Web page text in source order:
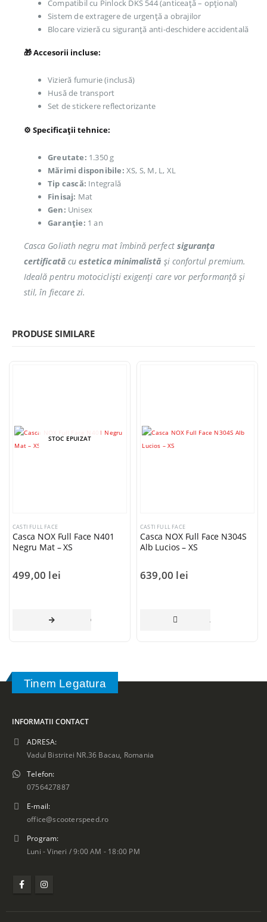
Compatibil cu Pinlock DKS 544 (anticeață – opțional)
Sistem de extragere de urgență a obrajilor
Blocare vizieră cu siguranță anti-deschidere accidentală
🎁 Accesorii incluse:
Vizieră fumurie (inclusă)
Husă de transport
Set de stickere reflectorizante
⚙️ Specificații tehnice:
Greutate: 1.350 g
Mărimi disponibile: XS, S, M, L, XL
Tip cască: Integrală
Finisaj: Mat
Gen: Unisex
Garanție: 1 an
Casca Goliath negru mat îmbină perfect siguranța
certificatăcuestetica minimalistă și confortul premium.
Ideală pentru motocicliști exigenți care vor performanță și
stil, în fiecare zi.
PRODUSE SIMILARE
STOC EPUIZAT
CASTI FULL FACE
Casca NOX Full Face N401
Negru Mat – XS
499,00 lei
CITEȘTE MAI MULT
CASTI FULL FACE
Casca NOX Full Face N304S
Alb Lucios – XS
639,00 lei
ADAUGĂ ÎN COȘ
Tinem Legatura
INFORMATII CONTACT
ADRESA:
Vadul Bistritei NR.36 Bacau, Romania
Telefon:
0756427887
E-mail:
office@scooterspeed.ro
Program:
Luni - Vineri / 9:00 AM - 18:00 PM